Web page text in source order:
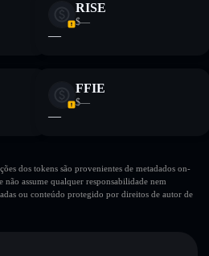
RISE
$—
—
FFIE
$—
—
dos tokens são provenientes de metadados on-
assume qualquer responsabilidade nem
ou conteúdo protegido por direitos de autor de